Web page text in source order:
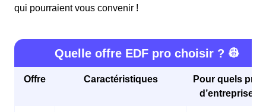
qui pourraient vous convenir !
Quelle offre EDF pro choisir ? 👷
Offre Caractéristiques
Pour quels
d’entreprises